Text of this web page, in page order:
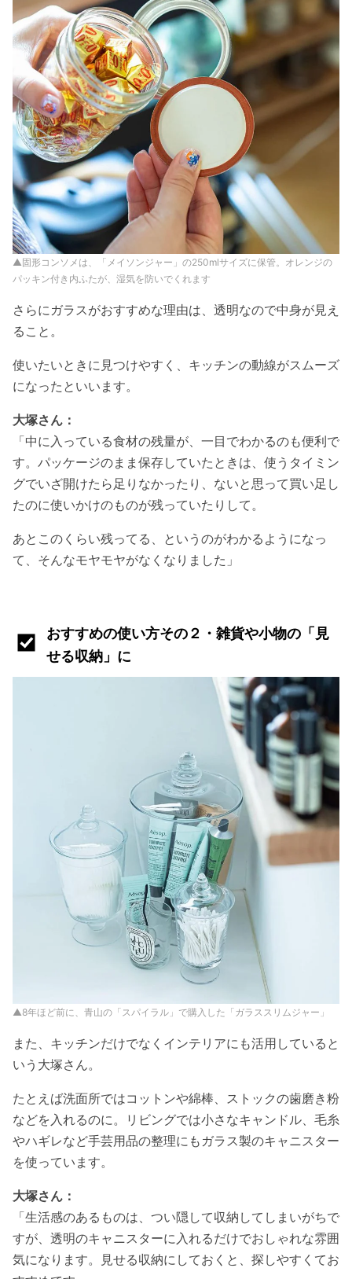
▲固形コンソメは、「メイソンジャー」の250mlサイズに保管。オレンジの
パッキン付き内ふたが、湿気を防いでくれます
さらにガラスがおすすめな理由は、透明なので中身が見え
ること。
使いたいときに見つけやすく、キッチンの動線がスムーズ
になったといいます。
大塚さん：
「中に入っている食材の残量が、一目でわかるのも便利で
す。パッケージのまま保存していたときは、使うタイミン
グでいざ開けたら足りなかったり、ないと思って買い足し
たのに使いかけのものが残っていたりして。
あとこのくらい残ってる、というのがわかるようになっ
て、そんなモヤモヤがなくなりました」
おすすめの使い方その２・雑貨や小物の「見
せる収納」に
▲8年ほど前に、青山の「スパイラル」で購入した「ガラススリムジャー」
また、キッチンだけでなくインテリアにも活用していると
いう大塚さん。
たとえば洗面所ではコットンや綿棒、ストックの歯磨き粉
などを入れるのに。リビングでは小さなキャンドル、毛糸
やハギレなど手芸用品の整理にもガラス製のキャニスター
を使っています。
大塚さん：
「生活感のあるものは、つい隠して収納してしまいがちで
すが、透明のキャニスターに入れるだけでおしゃれな雰囲
気になります。見せる収納にしておくと、探しやすくてお